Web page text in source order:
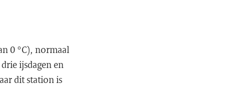
0 °C), normaal
ijsdagen en
dit station is